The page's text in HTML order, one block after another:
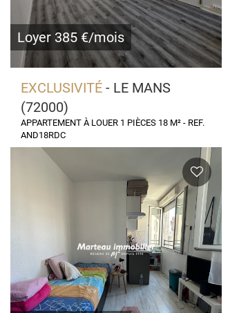
Loyer 385 €/mois
EXCLUSIVITÉ - LE MANS
(72000)
APPARTEMENT À LOUER 1 PIÈCES 18 M² - REF.
AND18RDC